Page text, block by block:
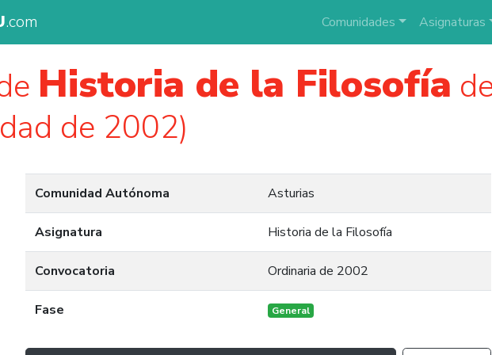
.com Comunidades Asignaturas
Historia de la Filosofía
de 2002)
Comunidad Autónoma Asturias
Asignatura Historia de la Filosofía
Convocatoria Ordinaria de 2002
Fase General